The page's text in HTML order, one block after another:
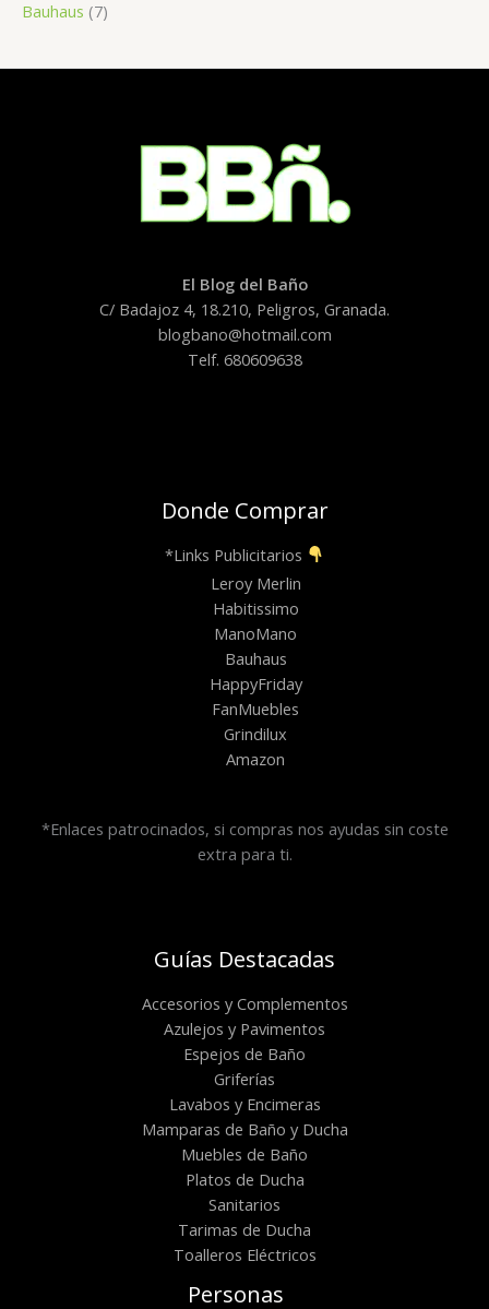
Bauhaus (7)
El Blog del Baño
C/ Badajoz 4, 18.210, Peligros, Granada.
blogbano@hotmail.com
Telf. 680609638
Donde Comprar
*Links Publicitarios
Leroy Merlin
Habitissimo
ManoMano
Bauhaus
HappyFriday
FanMuebles
Grindilux
Amazon
*Enlaces patrocinados, si compras nos ayudas sin coste
extra para ti.
Guías Destacadas
Accesorios y Complementos
Azulejos y Pavimentos
Espejos de Baño
Griferías
Lavabos y Encimeras
Mamparas de Baño y Ducha
Muebles de Baño
Platos de Ducha
Sanitarios
Tarimas de Ducha
Toalleros Eléctricos
Personas